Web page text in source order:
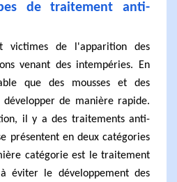
de traitement anti-
victimes de l'apparition des
venant des intempéries. En
que des mousses et des
développer de manière rapide.
il y a des traitements anti-
présentent en deux catégories
catégorie est le traitement
éviter le développement des